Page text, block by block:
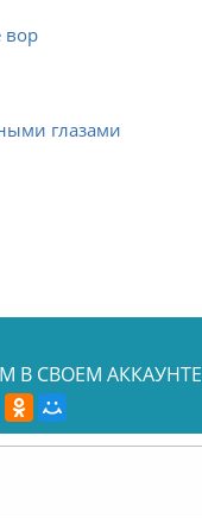
вор
глазами
В СВОЕМ АККАУНТЕ